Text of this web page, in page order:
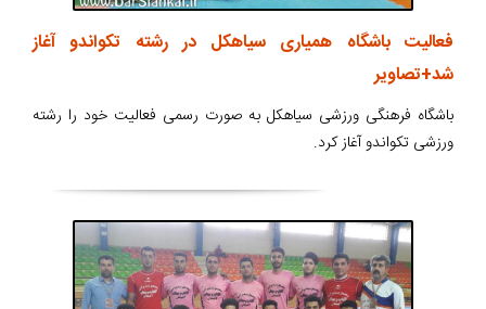
فعالیت باشگاه همیاری سیاهکل در رشته تکواندو آغاز
شد+تصاویر
باشگاه فرهنگی ورزشی سیاهکل به صورت رسمی فعالیت خود را رشته
ورزشی تکواندو آغاز کرد.